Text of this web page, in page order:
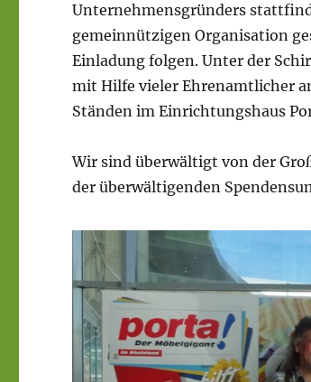
Unternehmensgründers
gemeinnützigen Organisation
Einladung folgen. Unter der
mit Hilfe vieler Ehrenamtlicher
Ständen im Einrichtungshaus
Wir sind überwältigt von der
der überwältigenden